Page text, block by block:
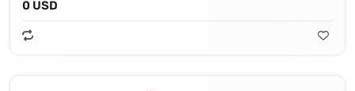
0 USD